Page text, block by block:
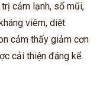
cảm lạnh, sổ mũi,
viêm, diệt
cảm thấy giảm cơn
cải thiện đáng kể.